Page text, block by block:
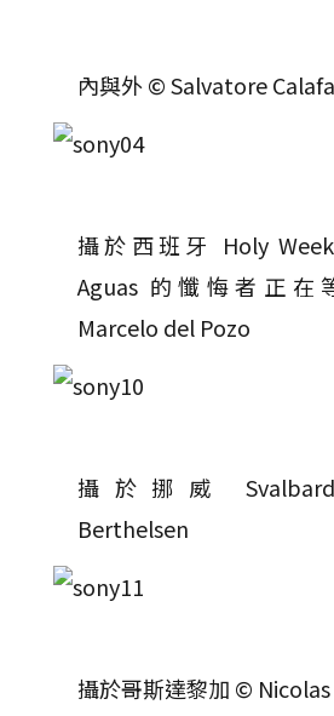
內與外 © Salvatore
攝於西班牙 Holy
Aguas 的懺悔者正
Marcelo del Pozo
攝於挪威
Berthelsen
攝於哥斯達黎加 ©